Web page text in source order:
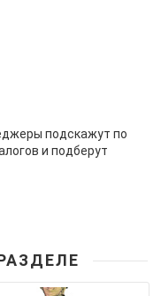
подскажут по
и подберут